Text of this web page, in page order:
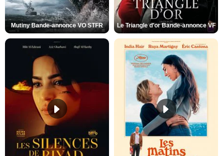
Mutiny Bande-annonce VO STFR Le Triangle d'or Bande-annonce VF